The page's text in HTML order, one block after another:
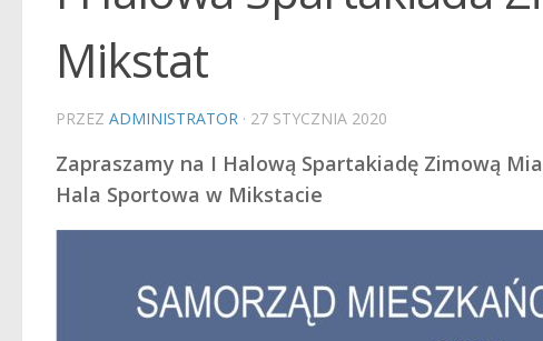
Mikstat
PRZEZ ADMINISTRATOR · 27 STYCZNIA 2020
Zapraszamy na I Halową Spartakiadę Zimową
Hala Sportowa w Mikstacie